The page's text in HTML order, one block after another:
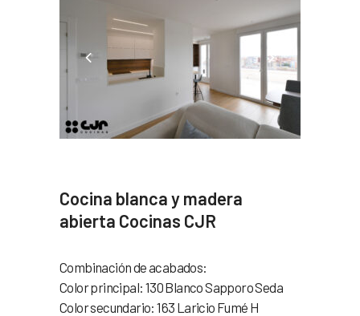
Cocina blanca y madera
abierta Cocinas CJR
Combinación de acabados:
Color principal: 130 Blanco Sapporo Seda
Color secundario: 163 Laricio Fumé H